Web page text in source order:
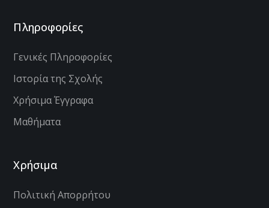
Πληροφορίες
Γενικές Πληροφορίες
Ιστορία της Σχολής
Χρήσιμα Έγγραφα
Μαθήματα
Χρήσιμα
Πολιτική Απορρήτου